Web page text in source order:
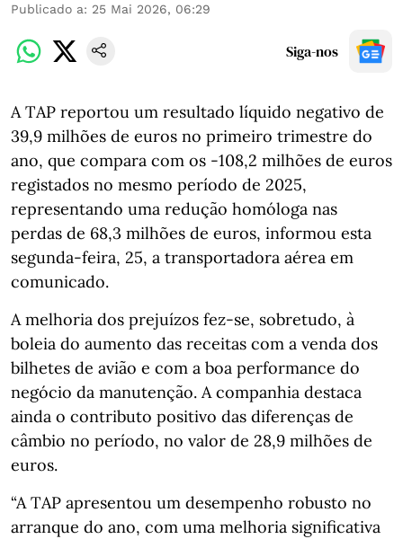
Publicado a: 25 Mai 2026, 06:29
Siga-nos
A TAP reportou um resultado líquido negativo de
39,9 milhões de euros no primeiro trimestre do
ano, que compara com os -108,2 milhões de euros
registados no mesmo período de 2025,
representando uma redução homóloga nas
perdas de 68,3 milhões de euros, informou esta
segunda-feira, 25, a transportadora aérea em
comunicado.
A melhoria dos prejuízos fez-se, sobretudo, à
boleia do aumento das receitas com a venda dos
bilhetes de avião e com a boa performance do
negócio da manutenção. A companhia destaca
ainda o contributo positivo das diferenças de
câmbio no período, no valor de 28,9 milhões de
euros.
“A TAP apresentou um desempenho robusto no
arranque do ano, com uma melhoria significativa